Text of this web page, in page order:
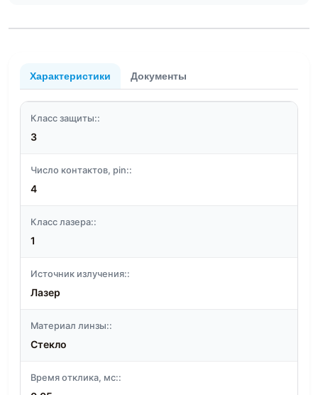
Характеристики Документы
Класс защиты::
3
Число контактов, pin::
4
Класс лазера::
1
Источник излучения::
Лазер
Материал линзы::
Стекло
Время отклика, мс::